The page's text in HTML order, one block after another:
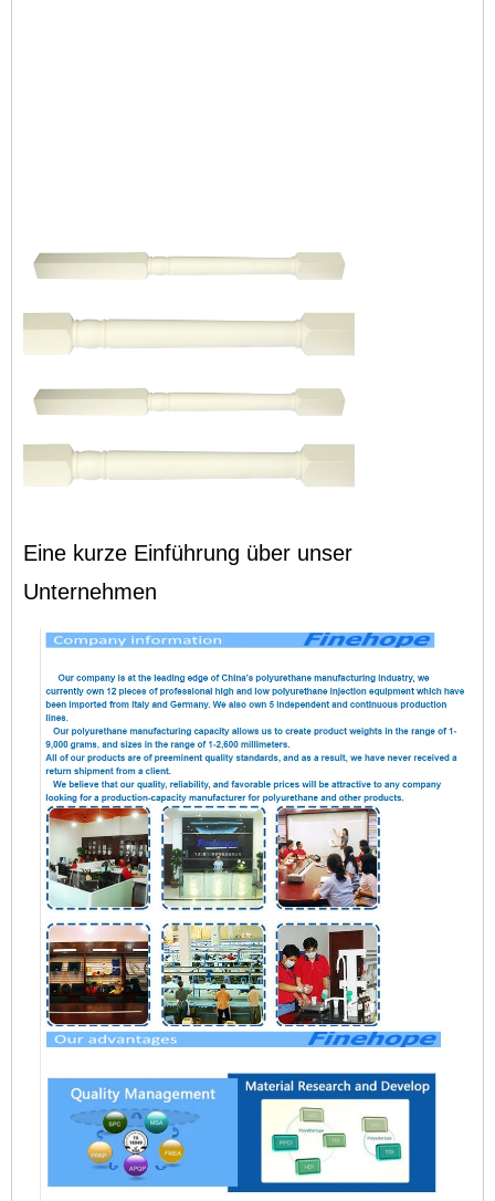
Eine kurze Einführung über unser
Unternehmen